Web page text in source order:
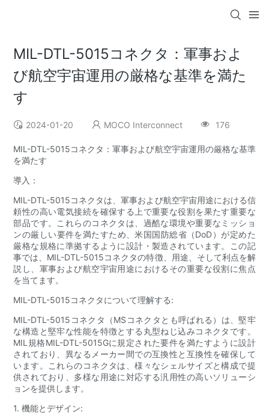
MIL-DTL-5015コネクタ：軍事およ
び航空宇宙運用の厳格な基準を満た
す
2024-01-20 MOCO Interconnect 176
MIL-DTL-5015コネクタ：軍事および航空宇宙運用の厳格な基準
を満たす
導入：
MIL-DTL-5015コネクタは、軍事および航空宇宙用途における信
頼性の高い電気接続を確保する上で重要な役割を果たす重要な
部品です。これらのコネクタは、過酷な環境や重要なミッショ
ンの厳しい要件を満たすため、米国国防総省（DoD）が定めた
厳格な規格に準拠するように設計・製造されています。この記
事では、MIL-DTL-5015コネクタの特徴、用途、そして利点を解
説し、軍事および航空宇宙用途におけるその重要な役割に焦点
を当てます。
MIL-DTL-5015コネクタについて理解する:
MIL-DTL-5015コネクタ（MSコネクタとも呼ばれる）は、堅牢
な構造と堅牢な性能を特徴とする丸型ねじ込みコネクタです。
MIL規格MIL-DTL-5015Gに規定された要件を満たすように設計
されており、異なるメーカー間での互換性と互換性を確保して
います。これらのコネクタは、様々なシェルサイズと構成で提
供されており、多様な用途に対応する汎用性の高いソリューシ
ョンを提供します。
1. 機能とデザイン: